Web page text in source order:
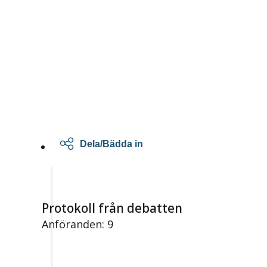
Dela/Bädda in
Protokoll från debatten
Anföranden: 9